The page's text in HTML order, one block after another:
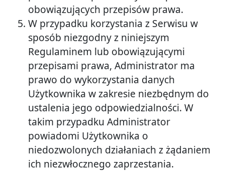
obowiązujących przepisów prawa.
W przypadku korzystania z Serwisu w
sposób niezgodny z niniejszym
Regulaminem lub obowiązującymi
przepisami prawa, Administrator ma
prawo do wykorzystania danych
Użytkownika w zakresie niezbędnym do
ustalenia jego odpowiedzialności. W
takim przypadku Administrator
powiadomi Użytkownika o
niedozwolonych działaniach z żądaniem
ich niezwłocznego zaprzestania.